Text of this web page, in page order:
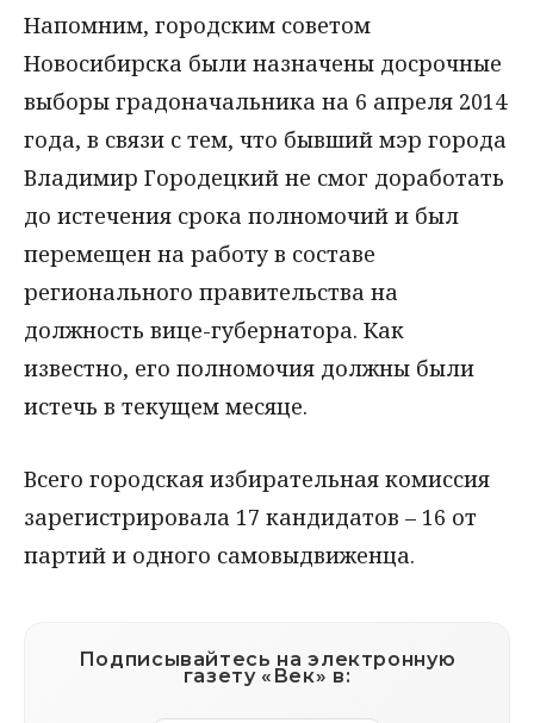
Напомним, городским советом
Новосибирска были назначены досрочные
выборы градоначальника на 6 апреля 2014
года, в связи с тем, что бывший мэр города
Владимир Городецкий не смог доработать
до истечения срока полномочий и был
перемещен на работу в составе
регионального правительства на
должность вице-губернатора. Как
известно, его полномочия должны были
истечь в текущем месяце.
Всего городская избирательная комиссия
зарегистрировала 17 кандидатов – 16 от
партий и одного самовыдвиженца.
Подписывайтесь на электронную
газету «Век» в: